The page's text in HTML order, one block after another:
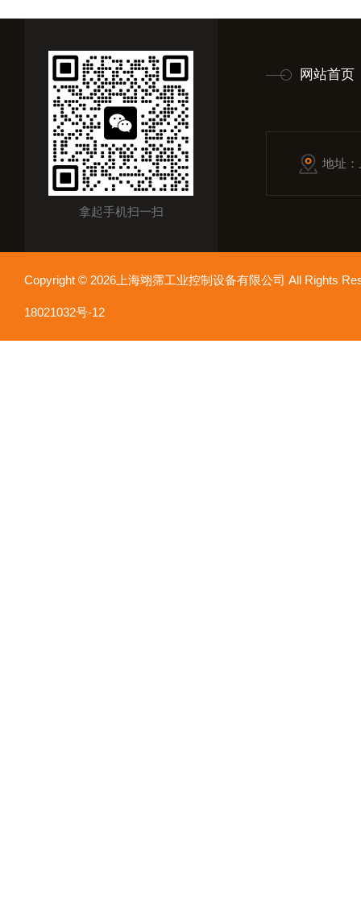
拿起手机扫一扫
网站首页
地址
Copyright © 2026上海翊霈工业控制设备有限公司 All Rights
18021032号-12